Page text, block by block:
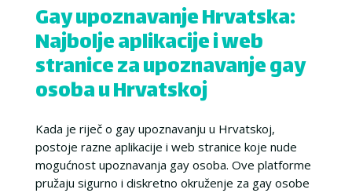
Gay upoznavanje Hrvatska:
Najbolje aplikacije i web
stranice za upoznavanje gay
osoba u Hrvatskoj
Kada je riječ o gay upoznavanju u Hrvatskoj,
postoje razne aplikacije i web stranice koje nude
mogućnost upoznavanja gay osoba. Ove platforme
pružaju sigurno i diskretno okruženje za gay osobe